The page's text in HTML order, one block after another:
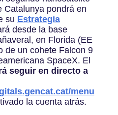
Catalunya pondrá en
su Estrategia
desde la base
en Florida (EE
de un cohete Falcon 9
SpaceX. El
seguir en directo a
menu
la cuenta atrás.